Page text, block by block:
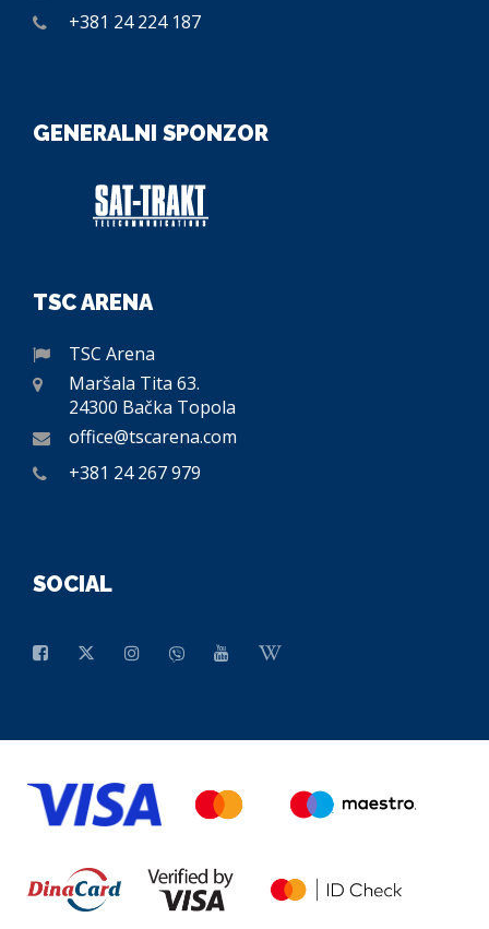
+381 24 224 187
GENERALNI SPONZOR
TSC ARENA
TSC Arena
Maršala Tita 63.
24300 Bačka Topola
office@tscarena.com
+381 24 267 979
SOCIAL